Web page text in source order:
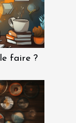
faire ?